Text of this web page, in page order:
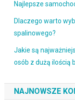
Najlepsze
Dlaczego warto
spalinowego?
Jakie są
osób z dużą ilością
NAJNOWSZE